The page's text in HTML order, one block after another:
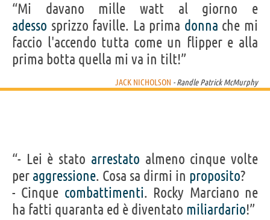
“Mi davano mille watt al giorno e
adesso sprizzo faville. La prima donna che mi
faccio l'accendo tutta come un flipper e alla
prima botta quella mi va in tilt!”
JACK NICHOLSON - Randle Patrick McMurphy
“- Lei è stato arrestato almeno cinque volte
per aggressione. Cosa sa dirmi in proposito?
- Cinque combattimenti. Rocky Marciano ne
ha fatti quaranta ed è diventato miliardario!”